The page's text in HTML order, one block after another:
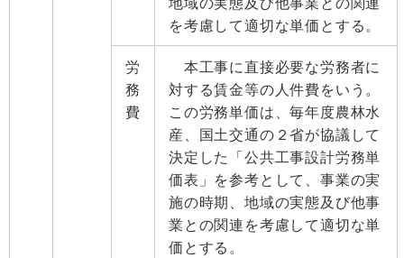
を考慮して適切な単価とする。
労
務
費
本工事に直接必要な労務者に
対する賃金等の人件費をいう。
この労務単価は、毎年度農林水
産、国土交通の２省が協議して
決定した「公共工事設計労務単
価表」を参考として、事業の実
施の時期、地域の実態及び他事
業との関連を考慮して適切な単
価とする。